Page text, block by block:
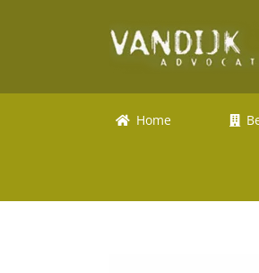
Home